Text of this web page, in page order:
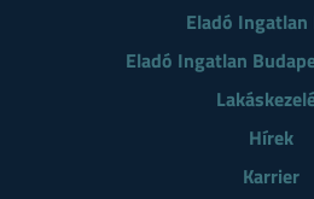
Eladó Ingatlan
Eladó Ingatlan
Hírek
Karrier